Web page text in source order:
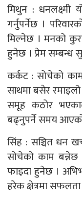
मिथुन : धनलक्ष्मी
गर्नुपर्नेछ ।
मिल्नेछ । मनको
हुनेछ । प्रेम सम्बन्ध
कर्कट : सोचेको
साथमा बसेर रमाइलो
समूह कठोर
बढ्नुपर्ने समय
सिंह : सञ्चित धन
सोचेको काम बन्नेछ
फाइदा हुनेछ ।
हरेक क्षेत्रमा